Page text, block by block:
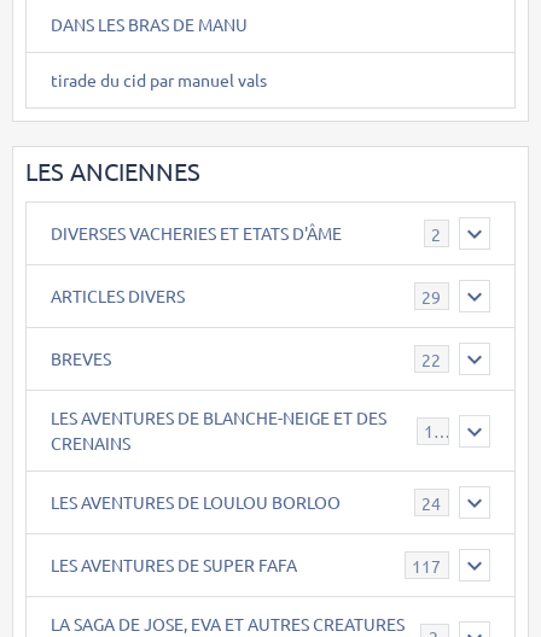
DANS LES BRAS DE MANU
tirade du cid par manuel vals
LES ANCIENNES
DIVERSES VACHERIES ET ETATS D'ÂME 2
ARTICLES DIVERS 29
BREVES 22
LES AVENTURES DE BLANCHE-NEIGE ET DES
CRENAINS
17
LES AVENTURES DE LOULOU BORLOO 24
LES AVENTURES DE SUPER FAFA 117
LA SAGA DE JOSE, EVA ET AUTRES CREATURES